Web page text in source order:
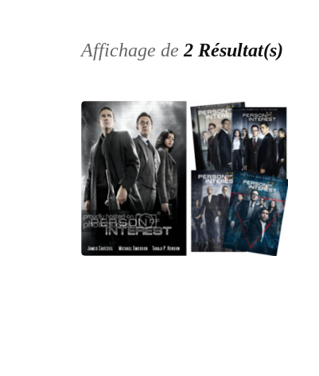
Poèmes, Albums
A-Z : Musique &
Divertissement
Affichage de 2 Résultat(s)